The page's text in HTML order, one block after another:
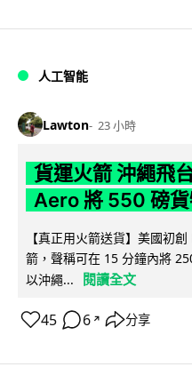
人工智能
Lawton 23 小時
貨運火箭 沖繩飛
Aero 將 550 磅
【真正用火箭送貨】美國初
箭，聲稱可在 15 分鐘內將
以沖繩...
閱讀全文
45 6 ↗ 分享